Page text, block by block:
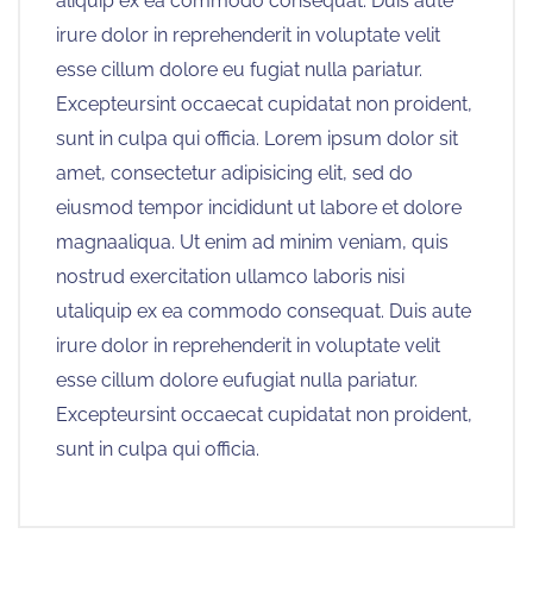
irure dolor in reprehenderit in voluptate velit
esse cillum dolore eu fugiat nulla pariatur.
Excepteursint occaecat cupidatat non proident,
sunt in culpa qui officia. Lorem ipsum dolor sit
amet, consectetur adipisicing elit, sed do
eiusmod tempor incididunt ut labore et dolore
magnaaliqua. Ut enim ad minim veniam, quis
nostrud exercitation ullamco laboris nisi
utaliquip ex ea commodo consequat. Duis aute
irure dolor in reprehenderit in voluptate velit
esse cillum dolore eufugiat nulla pariatur.
Excepteursint occaecat cupidatat non proident,
sunt in culpa qui officia.